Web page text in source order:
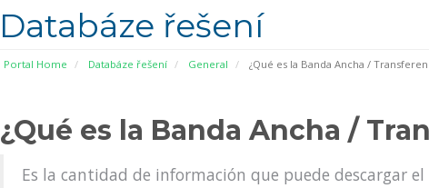
Databáze řešení
Portal Home Databáze řešení General ¿Qué es la Banda Ancha /
¿Qué es la Banda Ancha /
Es la cantidad de información que puede descargar